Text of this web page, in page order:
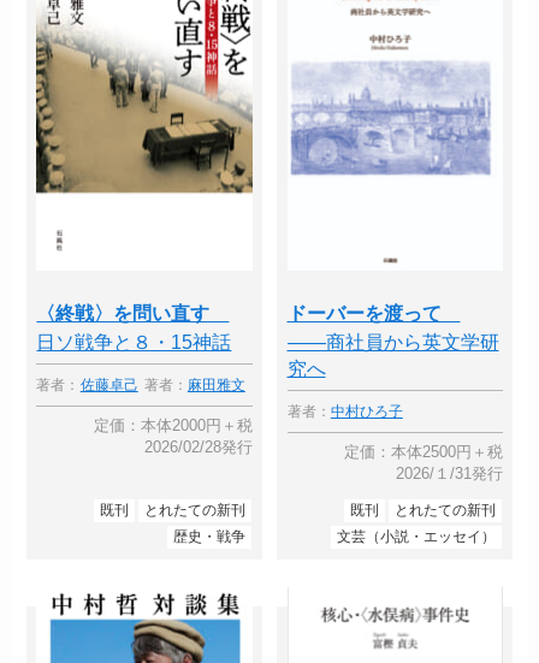
〈終戦〉を問い直す
日ソ戦争と８・15神話
著者： 佐藤卓己 著者： 麻田雅文
定価：本体2000円＋税
2026/02/28発行
既刊
とれたての新刊
歴史・戦争
ドーバーを渡って
――商社員から英文学研
究へ
著者： 中村ひろ子
定価：本体2500円＋税
2026/１/31発行
既刊
とれたての新刊
文芸（小説・エッセイ）